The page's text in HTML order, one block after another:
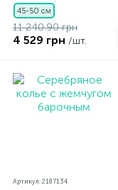
45-50 см
11 240.90 грн
4 529 грн /шт.
Артикул: 2187134